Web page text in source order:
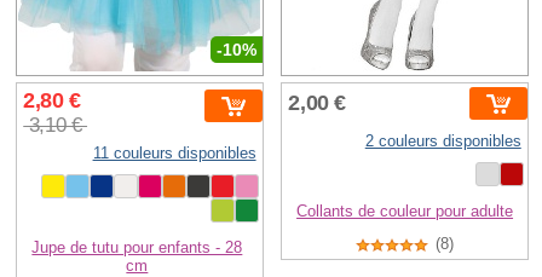
-10%
2,80 €
3,10 €
11 couleurs disponibles
Jupe de tutu pour enfants - 28
cm
2,00 €
2 couleurs disponibles
Collants de couleur pour adulte
(8)